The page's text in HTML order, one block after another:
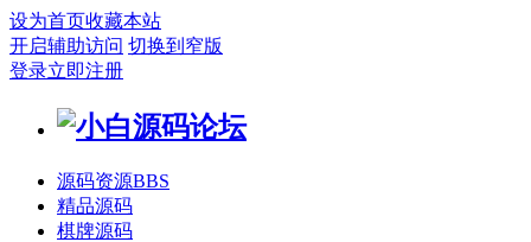
设为首页收藏本站
开启辅助访问 切换到窄版
登录立即注册
源码资源BBS
精品源码
棋牌源码